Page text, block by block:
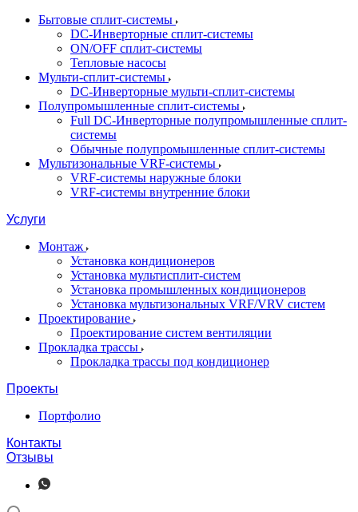
Бытовые сплит-системы
DC-Инверторные сплит-системы
ON/OFF сплит-системы
Тепловые насосы
Мульти-сплит-системы
DC-Инверторные мульти-сплит-системы
Полупромышленные сплит-системы
Full DC-Инверторные полупромышленные сплит-
системы
Обычные полупромышленные сплит-системы
Мультизональные VRF-системы
VRF-системы наружные блоки
VRF-системы внутренние блоки
Услуги
Монтаж
Установка кондиционеров
Установка мультисплит-систем
Установка промышленных кондиционеров
Установка мультизональных VRF/VRV систем
Проектирование
Проектирование систем вентиляции
Прокладка трассы
Прокладка трассы под кондиционер
Проекты
Портфолио
Контакты
Отзывы